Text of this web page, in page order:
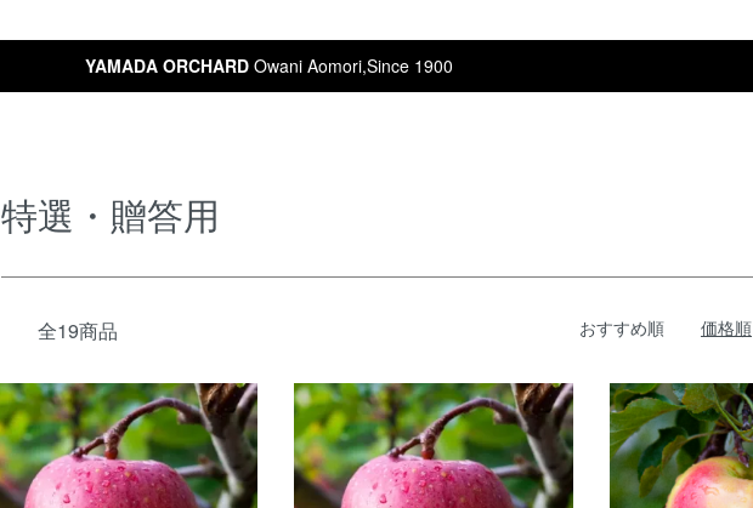
YAMADA ORCHARDOwani Aomori,Since 1900
特選・贈答用
全19商品 おすすめ順 価格順